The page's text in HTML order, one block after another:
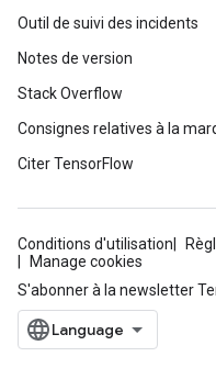
Outil de suivi des incidents
Notes de version
Stack Overflow
Consignes relatives à la
Citer TensorFlow
Conditions d'utilisation
Manage cookies
S'abonner à la newsletter